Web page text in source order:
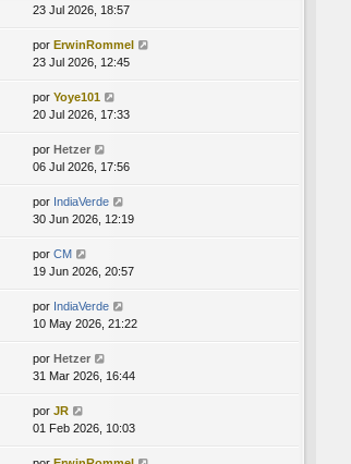
23 Jul 2026, 18:57
por ErwinRommel
23 Jul 2026, 12:45
por Yoye101
20 Jul 2026, 17:33
por Hetzer
06 Jul 2026, 17:56
por IndiaVerde
30 Jun 2026, 12:19
por CM
19 Jun 2026, 20:57
por IndiaVerde
10 May 2026, 21:22
por Hetzer
31 Mar 2026, 16:44
por JR
01 Feb 2026, 10:03